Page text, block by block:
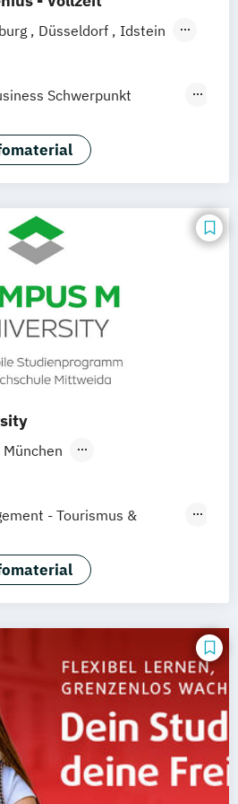
Düsseldorf
Idstein
Erfurt
Schwerpunkt
und Eventmanagement
- Tourismus &
Profil Event
Profil